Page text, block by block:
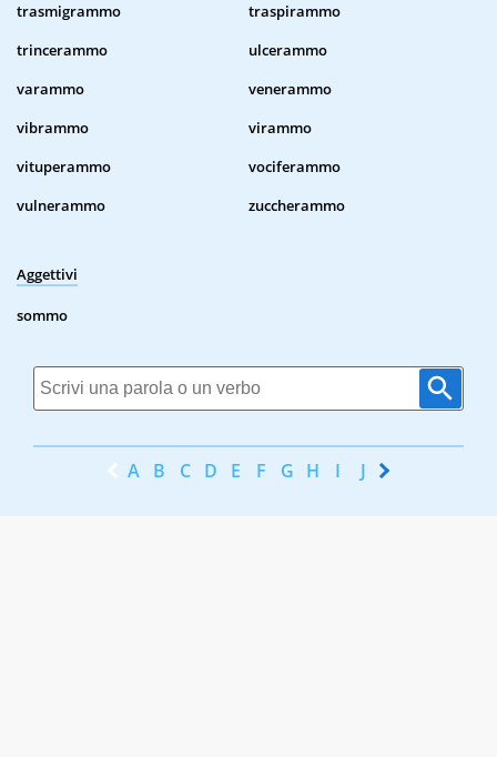
trasmigrammo
traspirammo
trincerammo
ulcerammo
varammo
venerammo
vibrammo
virammo
vituperammo
vociferammo
vulnerammo
zuccherammo
Aggettivi
sommo
A B C D E F G H I J K